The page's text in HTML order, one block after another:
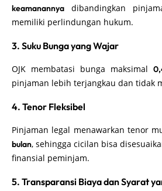
keamanannya dibandingkan
memiliki perlindungan hukum.
3. Suku Bunga yang Wajar
OJK membatasi bunga maksimal
pinjaman lebih terjangkau dan tidak
4. Tenor Fleksibel
Pinjaman legal menawarkan tenor
bulan, sehingga cicilan bisa
finansial peminjam.
5. Transparansi Biaya dan Syarat